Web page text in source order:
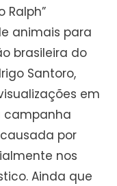
Ralph”
animais para
brasileira do
Santoro,
em
campanha
por
nos
Ainda que